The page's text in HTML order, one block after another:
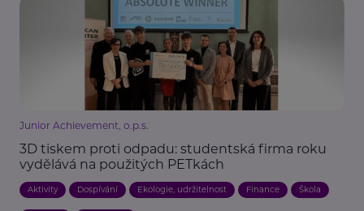
Junior Achievement, o.p.s.
3D tiskem proti odpadu: studentská firma roku
vydělává na použitých PETkách
Aktivity Dospívání Ekologie, udržitelnost Finance Škola